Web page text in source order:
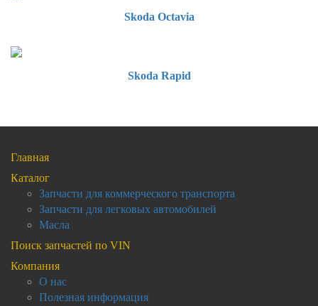
Skoda Octavia
Skoda Rapid
Главная
Каталог
Запчасти для коммерческого транспорта
Запчасти для легковых автомобилей
Масла
Поиск запчастей по VIN
Компания
О нас
Полезная информация